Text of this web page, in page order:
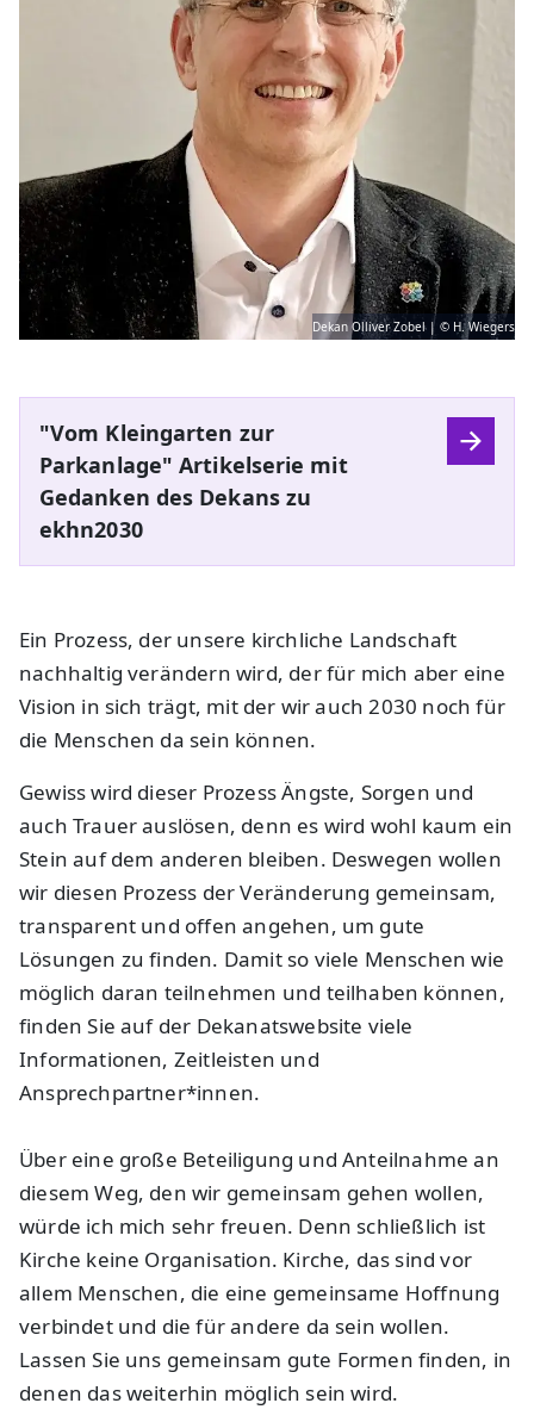
Dekan Olliver Zobel | © H. Wiegers
"Vom Kleingarten zur
Parkanlage" Artikelserie mit
Gedanken des Dekans zu
ekhn2030
Ein Prozess, der unsere kirchliche Landschaft
nachhaltig verändern wird, der für mich aber eine
Vision in sich trägt, mit der wir auch 2030 noch für
die Menschen da sein können.
Gewiss wird dieser Prozess Ängste, Sorgen und
auch Trauer auslösen, denn es wird wohl kaum ein
Stein auf dem anderen bleiben. Deswegen wollen
wir diesen Prozess der Veränderung gemeinsam,
transparent und offen angehen, um gute
Lösungen zu finden. Damit so viele Menschen wie
möglich daran teilnehmen und teilhaben können,
finden Sie auf der Dekanatswebsite viele
Informationen, Zeitleisten und
Ansprechpartner*innen.
Über eine große Beteiligung und Anteilnahme an
diesem Weg, den wir gemeinsam gehen wollen,
würde ich mich sehr freuen. Denn schließlich ist
Kirche keine Organisation. Kirche, das sind vor
allem Menschen, die eine gemeinsame Hoffnung
verbindet und die für andere da sein wollen.
Lassen Sie uns gemeinsam gute Formen finden, in
denen das weiterhin möglich sein wird.